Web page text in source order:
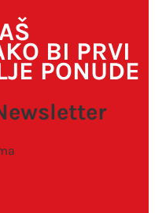
BI PRVI
PONUDE